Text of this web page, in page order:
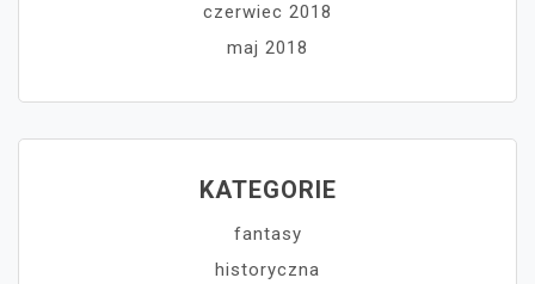
czerwiec 2018
maj 2018
KATEGORIE
fantasy
historyczna